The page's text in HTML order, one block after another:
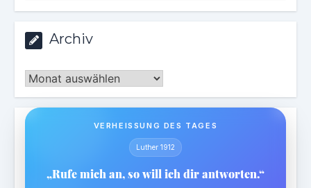
Archiv
Archiv
VERHEISSUNG DES TAGES
Luther 1912
„Rufe mich an, so will ich dir antworten.“